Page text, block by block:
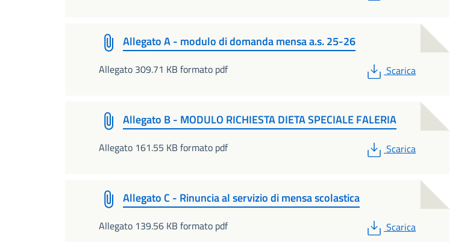
Allegato A - modulo di domanda mensa a.s. 25-26
Allegato 309.71 KB formato pdf PDF
Scarica
Allegato B - MODULO RICHIESTA DIETA SPECIALE FALERIA
Allegato 161.55 KB formato pdf PDF
Scarica
Allegato C - Rinuncia al servizio di mensa scolastica
Allegato 139.56 KB formato pdf PDF
Scarica